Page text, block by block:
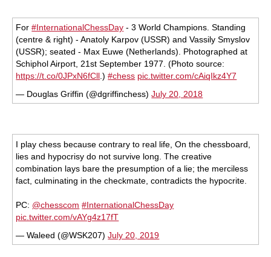
For#InternationalChessDay - 3 World Champions. Standing
(centre & right) - Anatoly Karpov (USSR) and Vassily Smyslov
(USSR); seated - Max Euwe (Netherlands). Photographed at
Schiphol Airport, 21st September 1977. (Photo source:
https://t.co/0JPxN6fCll .)#chess pic.twitter.com/cAiqIkz4Y7
— Douglas Griffin (@dgriffinchess)July 20, 2018
I play chess because contrary to real life, On the chessboard,
lies and hypocrisy do not survive long. The creative
combination lays bare the presumption of a lie; the merciless
fact, culminating in the checkmate, contradicts the hypocrite.
PC: @chesscom #InternationalChessDay
pic.twitter.com/vAYg4z17fT
— Waleed (@WSK207)July 20, 2019